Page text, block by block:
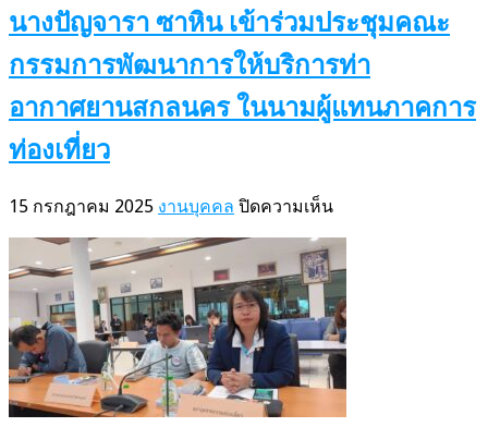
นางปัญจารา ซาหิน เข้าร่วมประชุมคณะ
กรรมการพัฒนาการให้บริการท่า
อากาศยานสกลนคร ในนามผู้แทนภาคการ
ท่องเที่ยว
15 กรกฎาคม 2025 งานบุคคล ปิดความเห็นบน
นาง
ซา
หิน
ร่วม
ประชุม